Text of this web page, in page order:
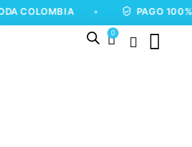
• PAGO 100% SEGURO
0